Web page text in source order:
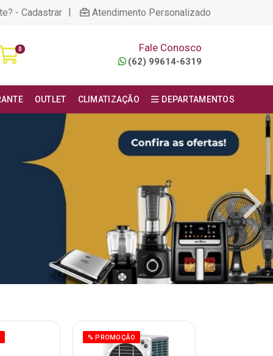
- Cadastrar | Atendimento Personalizado
0 Fale Conosco
(62) 99614-6319
OUTLET CLIMATIZAÇÃO DEPARTAMENTOS
% PROMOÇÃO